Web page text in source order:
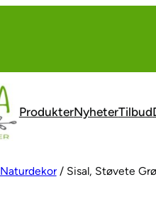
ProdukterNyheterTilbud
Naturdekor/ Sisal, Støvete